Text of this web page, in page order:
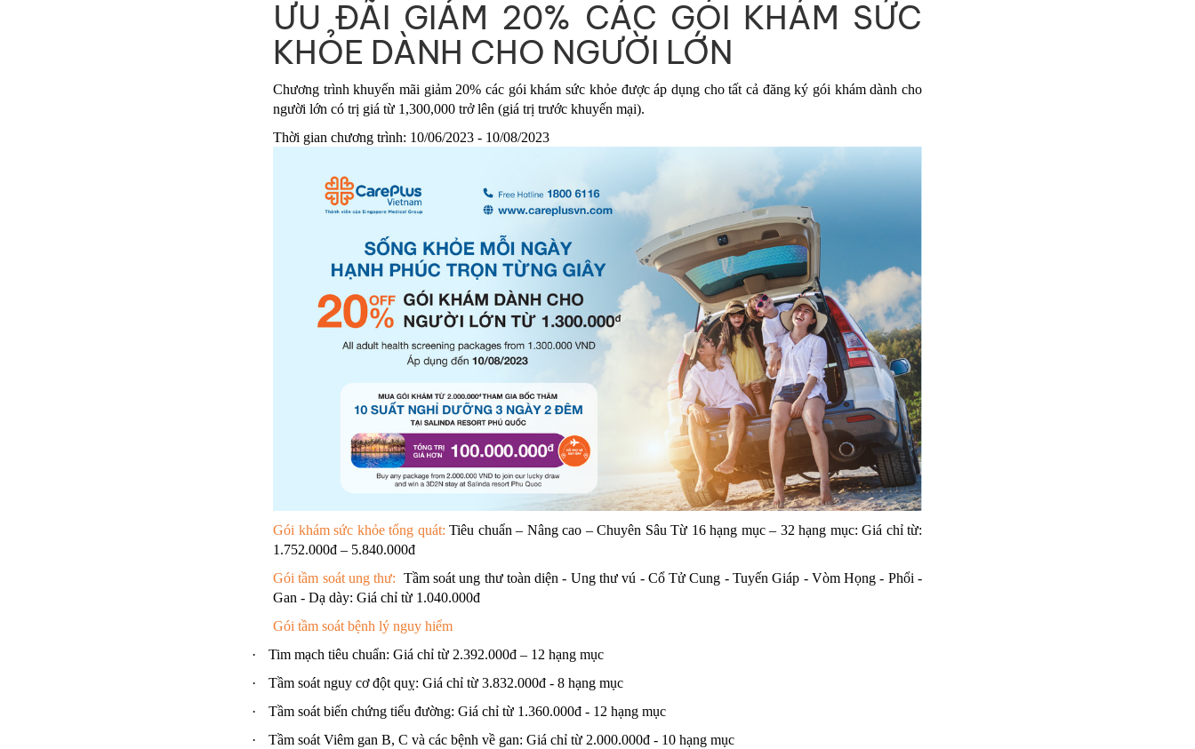
ƯU ĐÃI GIẢM 20% CÁC GÓI KHÁM SỨC
KHỎE DÀNH CHO NGƯỜI LỚN
Chương trình khuyến mãi giảm 20% các gói khám sức khỏe được áp dụng cho tất cả đăng ký gói khám dành cho
người lớn có trị giá từ 1,300,000 trở lên (giá trị trước khuyến mại).
Thời gian chương trình: 10/06/2023 - 10/08/2023
Gói khám sức khỏe tổng quát: Tiêu chuẩn – Nâng cao – Chuyên Sâu Từ 16 hạng mục – 32 hạng mục: Giá chỉ từ:
1.752.000đ – 5.840.000đ
Gói tầm soát ung thư: Tầm soát ung thư toàn diện - Ung thư vú - Cổ Tử Cung - Tuyến Giáp - Vòm Họng - Phổi -
Gan - Dạ dày: Giá chỉ từ 1.040.000đ
Gói tầm soát bệnh lý nguy hiểm
·
Tim mạch tiêu chuẩn: Giá chỉ từ 2.392.000đ – 12 hạng mục
·
Tầm soát nguy cơ đột quỵ: Giá chỉ từ 3.832.000đ - 8 hạng mục
·
Tầm soát biến chứng tiểu đường: Giá chỉ từ 1.360.000đ - 12 hạng mục
·
Tầm soát Viêm gan B, C và các bệnh về gan: Giá chỉ từ 2.000.000đ - 10 hạng mục